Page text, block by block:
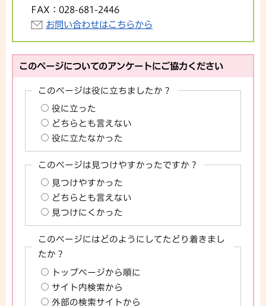
FAX： 028-681-2446
お問い合わせはこちらから
このページについてのアンケートにご協力ください
このページは役に立ちましたか？
役に立った
どちらとも言えない
役に立たなかった
このページは見つけやすかったですか？
見つけやすかった
どちらとも言えない
見つけにくかった
このページにはどのようにしてたどり着きまし
たか？
トップページから順に
サイト内検索から
外部の検索サイトから